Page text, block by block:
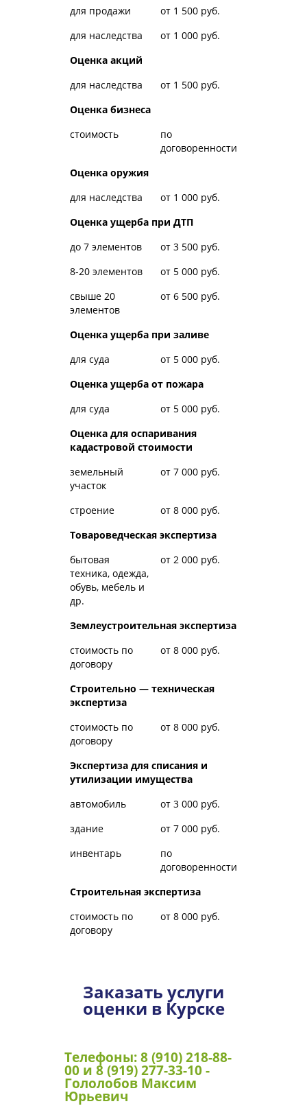
для продажи
от 1 500 руб.
для наследства
от 1 000 руб.
Оценка акций
для наследства
от 1 500 руб.
Оценка бизнеса
стоимость
по
договоренности
Оценка оружия
для наследства
от 1 000 руб.
Оценка ущерба при ДТП
до 7 элементов
от 3 500 руб.
8-20 элементов
от 5 000 руб.
свыше 20
элементов
от 6 500 руб.
Оценка ущерба при заливе
для суда
от 5 000 руб.
Оценка ущерба от пожара
для суда
от 5 000 руб.
Оценка для оспаривания
кадастровой стоимости
земельный
участок
от 7 000 руб.
строение
от 8 000 руб.
Товароведческая экспертиза
бытовая
техника, одежда,
обувь, мебель и
др.
от 2 000 руб.
Землеустроительная экспертиза
стоимость по
договору
от 8 000 руб.
Строительно — техническая
экспертиза
стоимость по
договору
от 8 000 руб.
Экспертиза для списания и
утилизации имущества
автомобиль
от 3 000 руб.
здание
от 7 000 руб.
инвентарь
по
договоренности
Строительная экспертиза
стоимость по
договору
от 8 000 руб.
Заказать услуги
оценки в Курске
Телефоны: 8 (910) 218-88-
00 и 8 (919) 277-33-10 -
Гололобов Максим
Юрьевич